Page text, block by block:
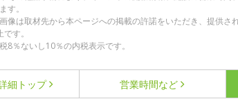
す。
像は取材先から本ページへの掲載の許諾をいただき、提供さ
す。
8％ないし10％の内税表示です。
細 トップ 営業時間など